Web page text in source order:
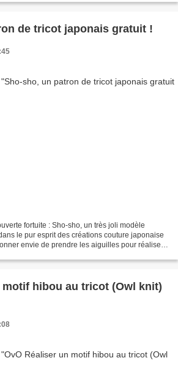
de tricot japonais gratuit !
fortuite : Sho-sho, un très joli modèle
le pur esprit des créations couture japonaise
envie de prendre les aiguilles pour réaliser
motif hibou au tricot (Owl knit)